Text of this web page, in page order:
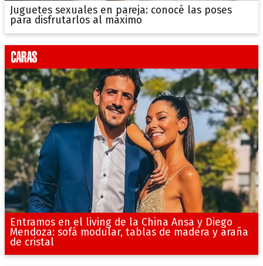
Juguetes sexuales en pareja: conocé las poses
para disfrutarlos al máximo
Entramos en el living de la China Ansa y Diego
Mendoza: sofá modular, tablas de madera y araña
de cristal